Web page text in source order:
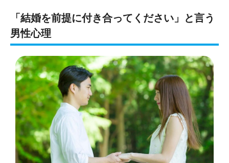
「結婚を前提に付き合ってください」と言う
男性心理